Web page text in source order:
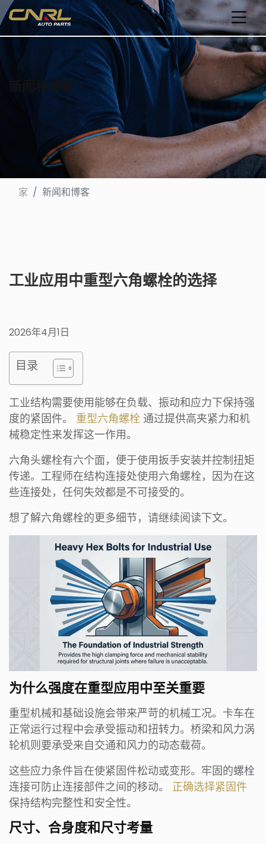
新闻和博客
家 新闻和博客
工业应用中重型六角螺栓的选择
2026年4月1日
目录
工业结构需要使用能够在负载、振动和应力下保持强
度的紧固件。 重型六角螺栓 通过提供高夹紧力和机
械稳定性来发挥这一作用。
六角头螺栓有六个面，便于使用扳手安装并控制扭矩
传递。工程师在结构连接处使用六角螺栓，因为在这
些连接处，任何失效都是不可接受的。
想了解六角螺栓的更多细节，请继续阅读下文。
为什么强度在重型应用中至关重要
重型机械和基础设施会带来严苛的机械工况。卡车在
正常运行过程中会承受振动和扭转力。桥梁和风力涡
轮机则要承受来自交通和风力的动态载荷。
这些应力条件旨在使紧固件松动或变形。牢固的螺栓
连接可防止连接部件之间的移动。 正确选择紧固件
保持结构完整性和安全性。
尺寸、合身度和尺寸考量